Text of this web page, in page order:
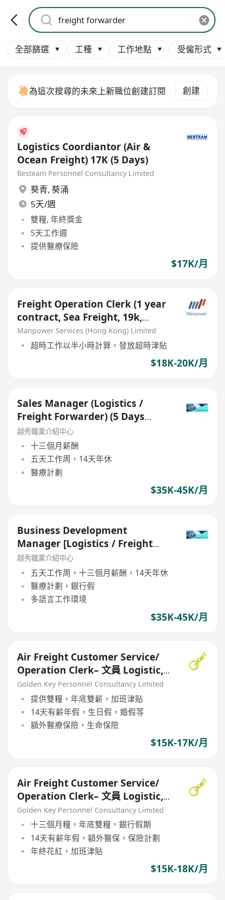
全部篩選 工種 工作地點 受僱形式
為這次搜尋的未來上新職位創建訂閱 創建
Logistics Coordiantor (Air &
Ocean Freight) 17K (5 Days)
Besteam Personnel Consultancy Limited
葵青, 葵涌
5天/週
雙糧, 年終獎金
5天工作週
提供醫療保險
$17K/月
Freight Operation Clerk (1 year
contract, Sea Freight, 19k,
bonus, Kwai Fong)
Manpower Services (Hong Kong) Limited
超時工作以半小時計算，發放超時津貼
$18K-20K/月
Sales Manager (Logistics /
Freight Forwarder) (5 Days
work)
越秀職業介紹中心
十三個月薪酬
五天工作周，14天年休
醫療計劃
$35K-45K/月
Business Development
Manager [Logistics / Freight
Forwarder] [5 Days work]
越秀職業介紹中心
五天工作周，十三個月薪酬，14天年休
醫療計劃，銀行假
多語言工作環境
$35K-45K/月
Air Freight Customer Service/
Operation Clerk– 文員 Logistic,
Forwarder
Golden Key Personnel Consultancy Limited
提供雙糧，年底雙薪，加班津貼
14天有薪年假，生日假，婚假等
額外醫療保險，生命保險
$15K-17K/月
Air Freight Customer Service/
Operation Clerk– 文員 Logistic,
Forwarder
Golden Key Personnel Consultancy Limited
十三個月糧，年底雙糧，銀行假期
14天有薪年假，額外醫保，保險計劃
年終花紅，加班津貼
$15K-18K/月